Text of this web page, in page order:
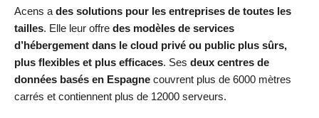
Acens a des solutions pour les entreprises de toutes les
tailles. Elle leur offre des modèles de services
d’hébergement dans le cloud privé ou public plus sûrs,
plus flexibles et plus efficaces. Ses deux centres de
données basés en Espagne couvrent plus de 6000 mètres
carrés et contiennent plus de 12000 serveurs.